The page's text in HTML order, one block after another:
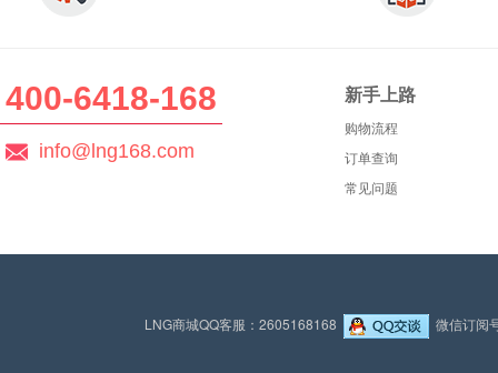
400-6418-168
info@lng168.com
新手上路
购物流程
订单查询
常见问题
LNG商城QQ客服：2605168168 微信订阅